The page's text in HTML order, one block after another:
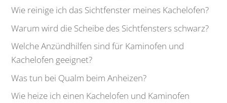
Wie reinige ich das Sichtfenster meines Kachelofen?
Warum wird die Scheibe des Sichtfensters schwarz?
Welche Anzündhilfen sind für Kaminofen und
Kachelofen geeignet?
Was tun bei Qualm beim Anheizen?
Wie heize ich einen Kachelofen und Kaminofen